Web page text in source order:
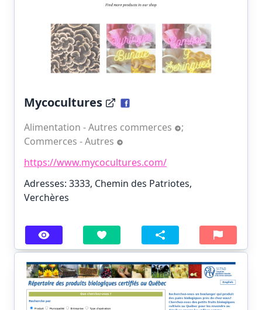
Mycocultures
Alimentation - Autres commerces
;
Commerces - Autres
https://www.mycocultures.com/
Adresses: 3333, Chemin des Patriotes,
Verchères